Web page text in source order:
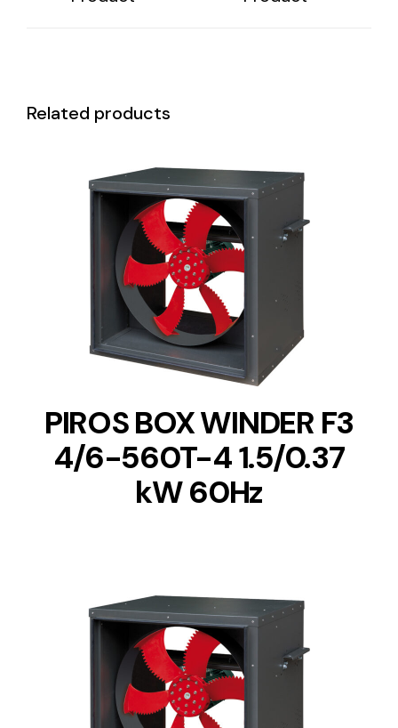
Related products
DETAILS
PIROS BOX WINDER F3
4/6-560T-4 1.5/0.37
kW 60Hz
DETAILS